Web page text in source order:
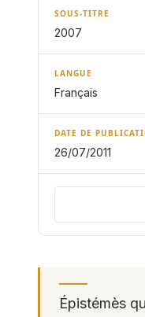
Épistémès
SOUS-TITRE
2007
LANGUE
Français
DATE DE
26/07/2011